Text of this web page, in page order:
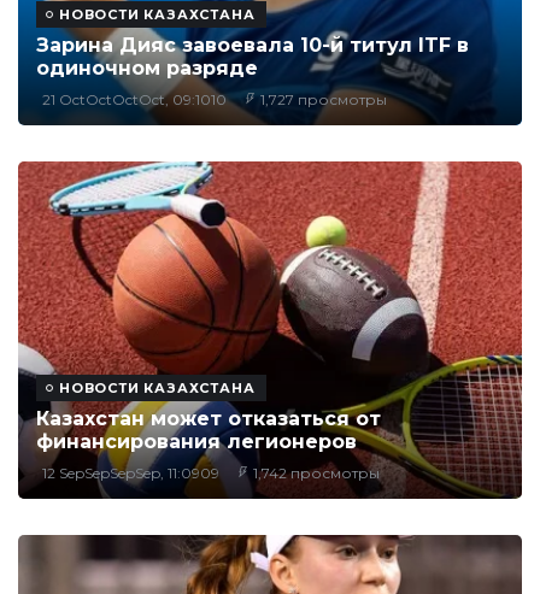
НОВОСТИ КАЗАХСТАНА
Зарина Дияс завоевала 10-й титул ITF в
одиночном разряде
21 OctOctOctOct, 09:1010 1,727 просмотры
НОВОСТИ КАЗАХСТАНА
Казахстан может отказаться от
финансирования легионеров
12 SepSepSepSep, 11:0909 1,742 просмотры